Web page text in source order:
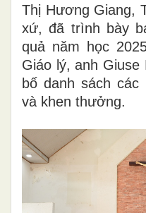
Thị Hương Giang,
xứ, đã trình bày
quả năm học
Giáo lý, anh Giuse
bố danh sách
và khen thưởng.